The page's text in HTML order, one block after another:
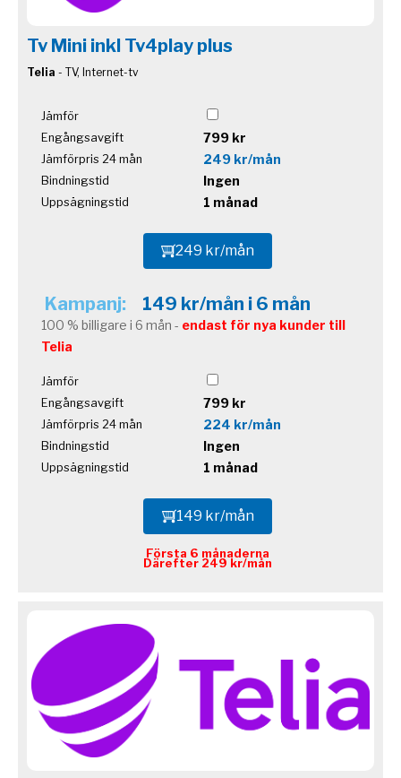
Tv Mini inkl Tv4play plus
Telia - TV, Internet-tv
Jämför
Engångsavgift
799 kr
Jämförpris 24 mån 249 kr/mån
Bindningstid Ingen
Uppsägningstid 1 månad
249 kr/mån
Kampanj: 149 kr/mån i 6 mån
100 % billigare i 6 mån - endast för nya kunder till
Telia
Jämför
Engångsavgift
799 kr
Jämförpris 24 mån 224 kr/mån
Bindningstid Ingen
Uppsägningstid 1 månad
149 kr/mån
Första 6 månaderna
Därefter 249 kr/mån